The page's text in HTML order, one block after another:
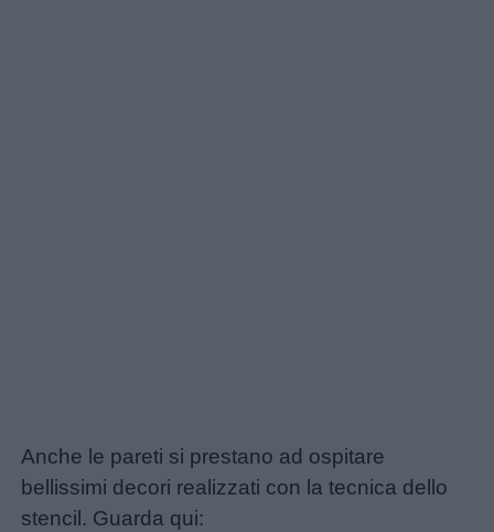
Anche le pareti si prestano ad ospitare
bellissimi decori realizzati con la tecnica dello
stencil. Guarda qui: